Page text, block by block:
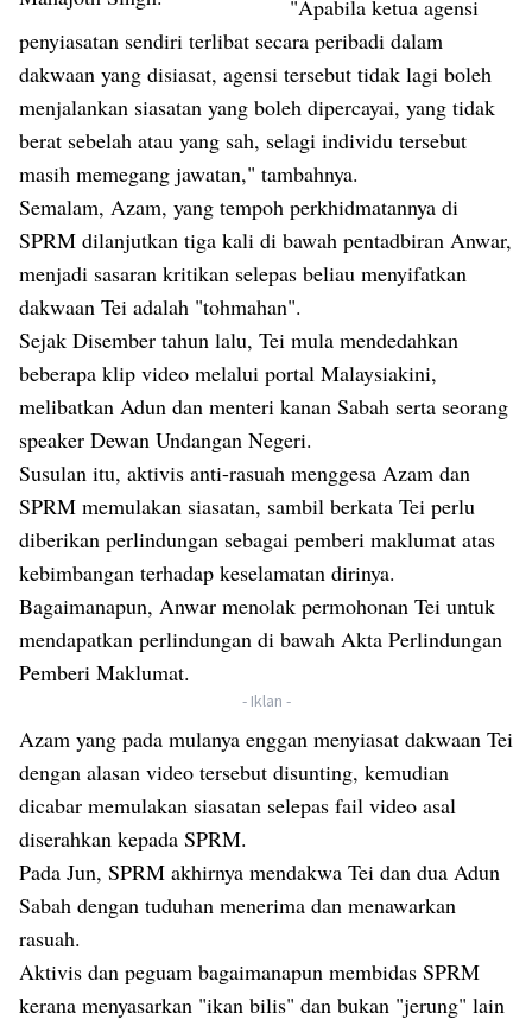
"Apabila ketua agensi
penyiasatan sendiri terlibat secara peribadi dalam
dakwaan yang disiasat, agensi tersebut tidak lagi boleh
menjalankan siasatan yang boleh dipercayai, yang tidak
berat sebelah atau yang sah, selagi individu tersebut
masih memegang jawatan," tambahnya.
Semalam, Azam, yang tempoh perkhidmatannya di
SPRM dilanjutkan tiga kali di bawah pentadbiran Anwar,
menjadi sasaran kritikan selepas beliau menyifatkan
dakwaan Tei adalah "tohmahan".
Sejak Disember tahun lalu, Tei mula mendedahkan
beberapa klip video melalui portal Malaysiakini,
melibatkan Adun dan menteri kanan Sabah serta seorang
speaker Dewan Undangan Negeri.
Susulan itu, aktivis anti-rasuah menggesa Azam dan
SPRM memulakan siasatan, sambil berkata Tei perlu
diberikan perlindungan sebagai pemberi maklumat atas
kebimbangan terhadap keselamatan dirinya.
Bagaimanapun, Anwar menolak permohonan Tei untuk
mendapatkan perlindungan di bawah Akta Perlindungan
Pemberi Maklumat.
- Iklan -
Azam yang pada mulanya enggan menyiasat dakwaan Tei
dengan alasan video tersebut disunting, kemudian
dicabar memulakan siasatan selepas fail video asal
diserahkan kepada SPRM.
Pada Jun, SPRM akhirnya mendakwa Tei dan dua Adun
Sabah dengan tuduhan menerima dan menawarkan
rasuah.
Aktivis dan peguam bagaimanapun membidas SPRM
kerana menyasarkan "ikan bilis" dan bukan "jerung" lain